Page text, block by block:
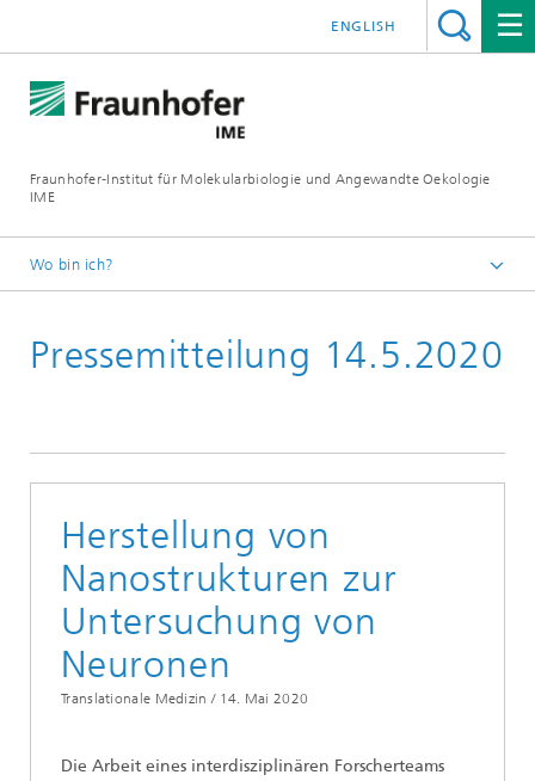
Fraunhofer-Institut für Molekularbiologie und Angewandte Oekologie
IME
ENGLISH
Wo bin ich?
Pressemitteilung 14.5.2020
Herstellung von
Nanostrukturen zur
Untersuchung von
Neuronen
Translationale Medizin / 14. Mai 2020
Die Arbeit eines interdisziplinären Forscherteams